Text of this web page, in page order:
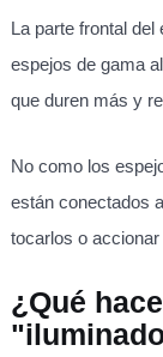
La parte frontal del
espejos de gama
que duren más y
No como los
están conectados
tocarlos o
¿Qué